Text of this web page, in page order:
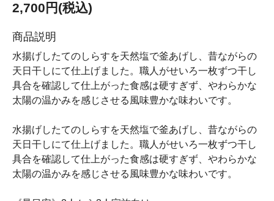
2,700円(税込)
商品説明
水揚げしたてのしらすを天然塩で釜あげし、昔ながらの
天日干しにて仕上げました。職人がせいろ一枚ずつ干し
具合を確認して仕上がった食感は硬すぎず、やわらかな
太陽の温かみを感じさせる風味豊かな味わいです。
水揚げしたてのしらすを天然塩で釜あげし、昔ながらの
天日干しにて仕上げました。職人がせいろ一枚ずつ干し
具合を確認して仕上がった食感は硬すぎず、やわらかな
太陽の温かみを感じさせる風味豊かな味わいです。